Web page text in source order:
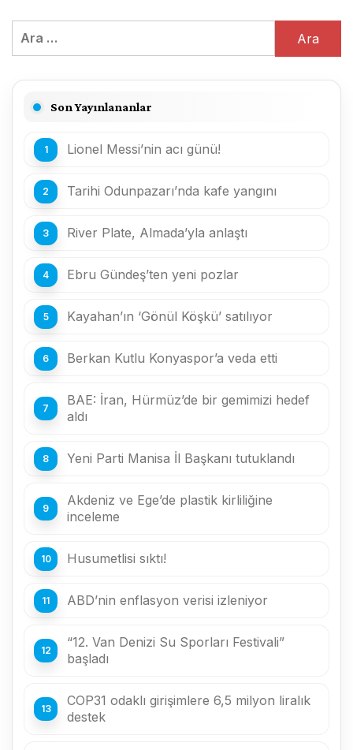
Arama:
Son Yayınlananlar
Lionel Messi’nin acı günü!
Tarihi Odunpazarı’nda kafe yangını
River Plate, Almada’yla anlaştı
Ebru Gündeş’ten yeni pozlar
Kayahan’ın ‘Gönül Köşkü’ satılıyor
Berkan Kutlu Konyaspor’a veda etti
BAE: İran, Hürmüz’de bir gemimizi hedef
aldı
Yeni Parti Manisa İl Başkanı tutuklandı
Akdeniz ve Ege’de plastik kirliliğine
inceleme
Husumetlisi sıktı!
ABD’nin enflasyon verisi izleniyor
“12. Van Denizi Su Sporları Festivali”
başladı
COP31 odaklı girişimlere 6,5 milyon liralık
destek